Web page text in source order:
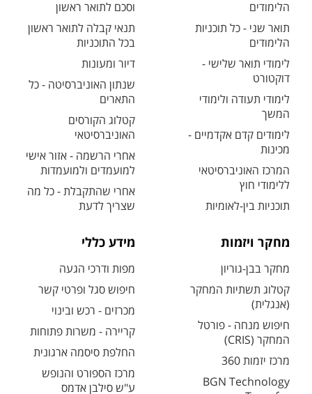
הלימודים
תואר שני - כל תוכניות
הלימודים
לימודי תואר שלישי -
דוקטורט
לימודי תעודה ולימודי
המשך
לימודים קדם אקדמיים -
מכינות
המרכז האוניברסיטאי
ללימודי חוץ
תוכניות בין-לאומיות
וסכם לתואר ראשון
תנאי קבלה לתואר ראשון
בכל התוכניות
דיור ומעונות
שנתון האוניברסיטה - כל
התארים
קטלוג הקורסים
האוניברסיטאי
אחרי הרשמה - אזור אישי
למועמדים ולמועמדות
אחרי שהתקבלת - כל מה
שצריך לדעת
מחקר ויזמות
מחקר בבן-גוריון
קטלוג תשתיות המחקר
(אנגלית)
חיפוש מנחה - פורטל
המחקר (CRIS)
מרכז יזמות 360
BGN Technology
מידע כללי
מפות ודרכי הגעה
חיפוש סגל ופרטי קשר
מכרזים - רכש ובינוי
קריירה - משרות פתוחות
החלפת סיסמה ארגונית
מרכז הספורט והנופש
ע"ש סילבן אדמס